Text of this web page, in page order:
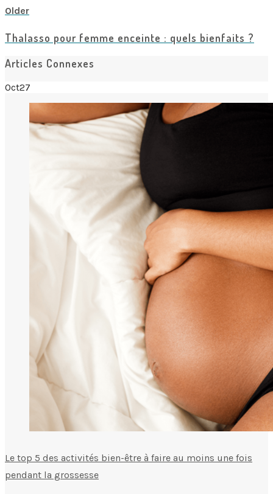
Older
Thalasso pour femme enceinte : quels bienfaits ?
Articles Connexes
Oct27
Le top 5 des activités bien-être à faire au moins une fois
pendant la grossesse